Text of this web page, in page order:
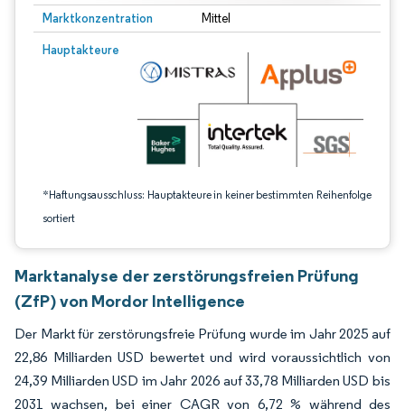
Marktkonzentration Mittel
Hauptakteure
*Haftungsausschluss: Hauptakteure in keiner bestimmten Reihenfolge
sortiert
Bild © Mordor Intelligence. Wiederverwendung erfordert Namensnennung
Marktanalyse der zerstörungsfreien Prüfung
(ZfP) von Mordor Intelligence
Der Markt für zerstörungsfreie Prüfung wurde im Jahr 2025 auf
22,86 Milliarden USD bewertet und wird voraussichtlich von
24,39 Milliarden USD im Jahr 2026 auf 33,78 Milliarden USD bis
2031 wachsen, bei einer CAGR von 6,72 % während des